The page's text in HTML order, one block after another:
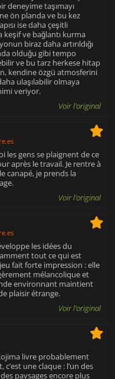
deneyime taşımayı
ön planda ve bu kez
ise daha çeşitli
keşif ve bağlantı kurma
biraz daha artırıldığı
olduğu gibi tempo
ve bu tarz herkese hitap
kendine özgü atmosferini
ulaşılabilir olmaya
veriyor.
Voir l'original
les gens se plaignent de ce
après le travail. Je rentre à
canapé, je prends la
Voir l'original
les idées du
tout ce qui est
fait forte impression : elle
mélancolique et
environnant maintient
plaisir étrange.
Voir l'original
livre probablement
une claque : l’un des
paysages encore plus